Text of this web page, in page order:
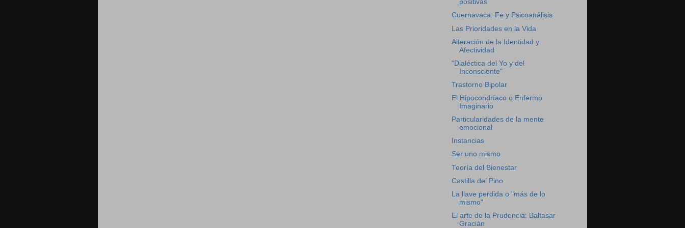
positivas
Cuernavaca: Fe y Psicoanálisis
Las Prioridades en la Vida
Alteración de la Identidad y
Afectividad
"Dialéctica del Yo y del
Inconsciente"
Trastorno Bipolar
El Hipocondríaco o Enfermo
Imaginario
Particularidades de la mente
emocional
Instancias
Ser uno mismo
Teoría del Bienestar
Castilla del Pino
La llave perdida o "más de lo
mismo"
El arte de la Prudencia: Baltasar
Gracián